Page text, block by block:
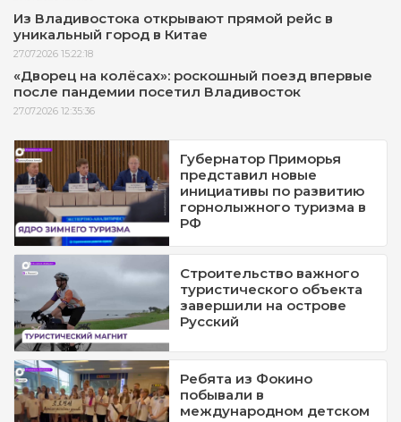
Из Владивостока открывают прямой рейс в
уникальный город в Китае
27.07.2026 15:22:18
«Дворец на колёсах»: роскошный поезд впервые
после пандемии посетил Владивосток
27.07.2026 12:35:36
Губернатор Приморья
представил новые
инициативы по развитию
горнолыжного туризма в
РФ
Строительство важного
туристического объекта
завершили на острове
Русский
Ребята из Фокино
побывали в
международном детском